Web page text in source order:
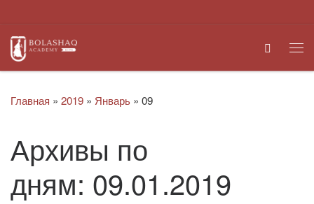
Search
Главная » 2019 » Январь » 09
Архивы по
дням: 09.01.2019